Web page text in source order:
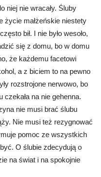
niej nie wracały. Śluby
życie małżeńskie niestety
bił. I nie było wesoło,
się z domu, bo w domu
że każdemu facetowi
a z biciem to na pewno
rozstrojone nerwowo, bo
czekała na nie gehenna.
nie musi brać ślubu
Nie musi też rezygnować
pomoc ze wszystkich
O ślubie zdecydują o
na świat i na spokojnie